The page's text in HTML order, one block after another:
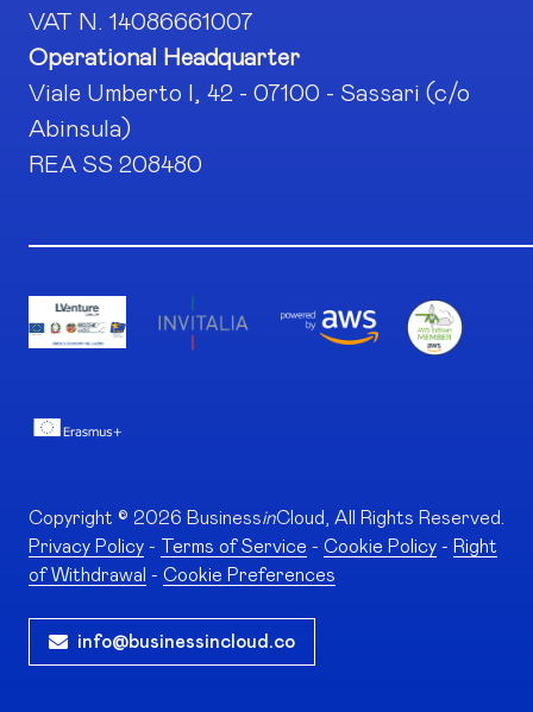
VAT N. 14086661007
Operational Headquarter
Viale Umberto I, 42 - 07100 - Sassari (c/o
Abinsula)
REA SS 208480
Copyright © 2026 BusinessinCloud, All Rights Reserved.
Privacy Policy - Terms of Service - Cookie Policy - Right
of Withdrawal - Cookie Preferences
info@businessincloud.co